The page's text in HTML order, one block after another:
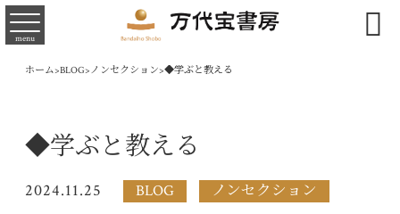
menu 
ホーム>BLOG>ノンセクション>◆学ぶと教える
◆学ぶと教える
2024.11.25 BLOG ノンセクション